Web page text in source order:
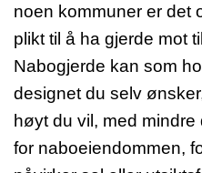
noen kommuner er det
plikt til å ha gjerde mot
Nabogjerde kan som
designet du selv
høyt du vil, med
for naboeiendommen,